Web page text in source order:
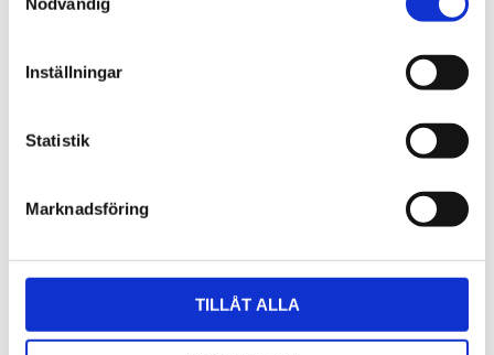
Inställningar
Statistik
Marknadsföring
TILLÅT ALLA
Bli den första att lämna ett omdöme.